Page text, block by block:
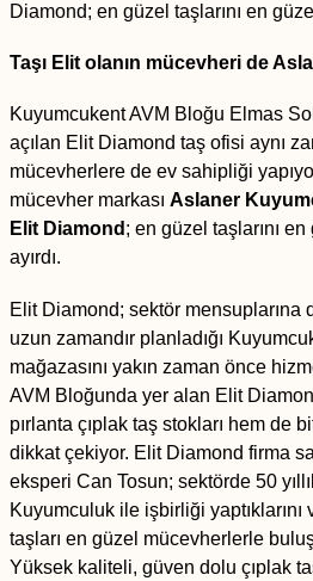
Diamond; en güzel taşlarını en
Taşı Elit olanın mücevheri de
Kuyumcukent AVM Bloğu Elmas
açılan Elit Diamond taş ofisi aynı
mücevherlere de ev sahipliği
mücevher markası Aslaner
Elit Diamond ; en güzel taşlarını
ayırdı.
Elit Diamond; sektör mensuplarına
uzun zamandır planladığı
mağazasını yakın zaman önce
AVM Bloğunda yer alan Elit
pırlanta çıplak taş stokları hem de
dikkat çekiyor. Elit Diamond firma
eksperi Can Tosun; sektörde 50
Kuyumculuk ile işbirliği yaptıklarını
taşları en güzel mücevherlerle
Yüksek kaliteli, güven dolu çıplak